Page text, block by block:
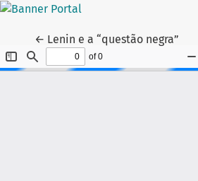
← Voltar aos Detalhes do Artigo
Lenin e a “questão negra”